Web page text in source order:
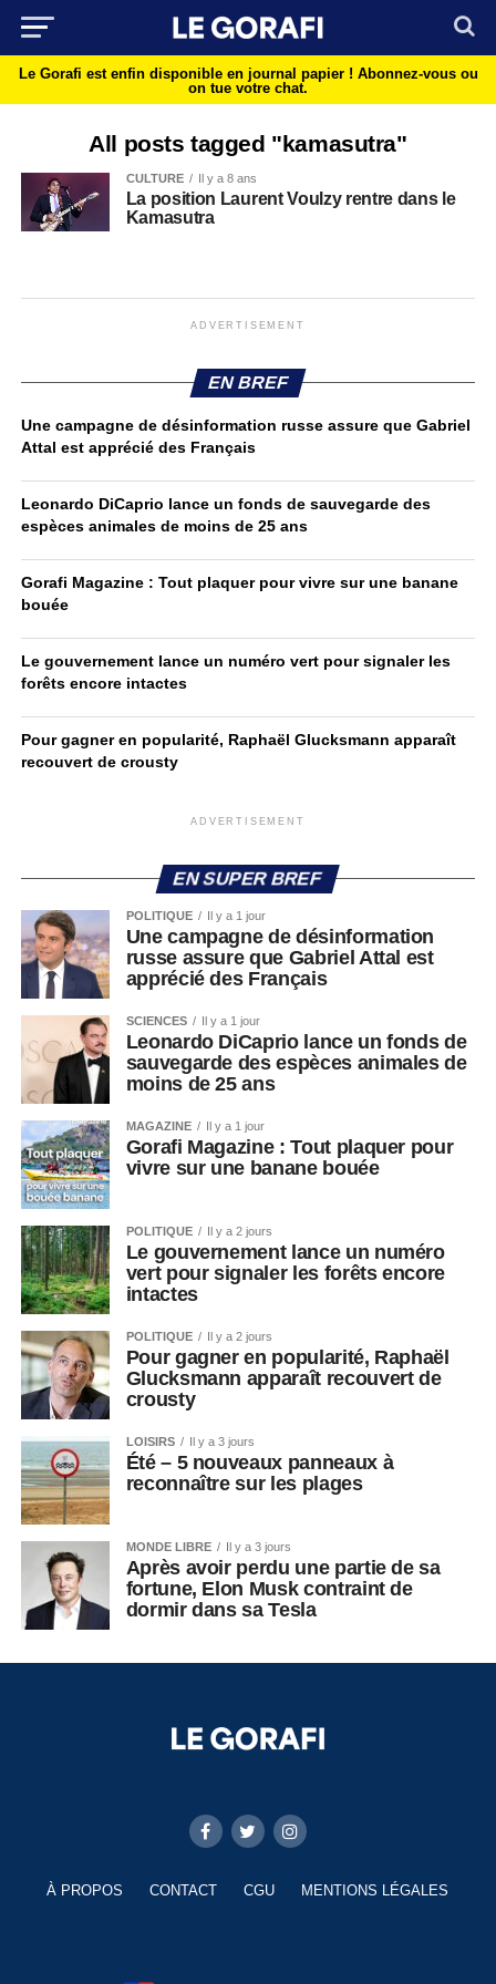
Le Gorafi est enfin disponible en journal papier ! Abonnez-vous ou
on tue votre chat.
All posts tagged "kamasutra"
CULTURE Il y a 8 ans
La position Laurent Voulzy rentre dans le
Kamasutra
ADVERTISEMENT
EN BREF
Une campagne de désinformation russe assure que Gabriel
Attal est apprécié des Français
Leonardo DiCaprio lance un fonds de sauvegarde des
espèces animales de moins de 25 ans
Gorafi Magazine : Tout plaquer pour vivre sur une banane
bouée
Le gouvernement lance un numéro vert pour signaler les
forêts encore intactes
Pour gagner en popularité, Raphaël Glucksmann apparaît
recouvert de crousty
ADVERTISEMENT
EN SUPER BREF
POLITIQUE Il y a 1 jour
Une campagne de désinformation
russe assure que Gabriel Attal est
apprécié des Français
SCIENCES Il y a 1 jour
Leonardo DiCaprio lance un fonds de
sauvegarde des espèces animales de
moins de 25 ans
MAGAZINE Il y a 1 jour
Gorafi Magazine : Tout plaquer pour
vivre sur une banane bouée
POLITIQUE Il y a 2 jours
Le gouvernement lance un numéro
vert pour signaler les forêts encore
intactes
POLITIQUE Il y a 2 jours
Pour gagner en popularité, Raphaël
Glucksmann apparaît recouvert de
crousty
LOISIRS Il y a 3 jours
Été – 5 nouveaux panneaux à
reconnaître sur les plages
MONDE LIBRE Il y a 3 jours
Après avoir perdu une partie de sa
fortune, Elon Musk contraint de
dormir dans sa Tesla
À PROPOS CONTACT CGU MENTIONS LÉGALES